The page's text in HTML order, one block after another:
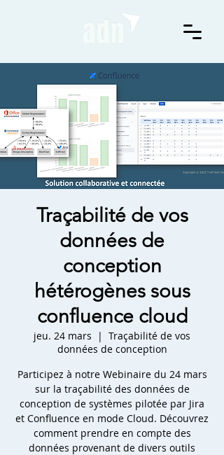
Traçabilité de vos
données de
conception
hétérogènes sous
confluence cloud
jeu. 24 mars
  |
Traçabilité de vos
données de conception
Participez à notre Webinaire du 24 mars
sur la traçabilité des données de
conception de systèmes pilotée par Jira
et Confluence en mode Cloud. Découvrez
comment prendre en compte des
données provenant de divers outils